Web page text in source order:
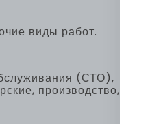
виды работ.
(СТО),
производство,